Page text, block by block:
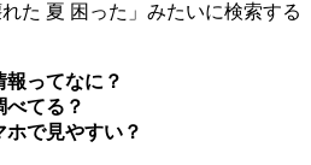
た 夏 困った」みたいに検索する
ってなに？
べてる？
で見やすい？